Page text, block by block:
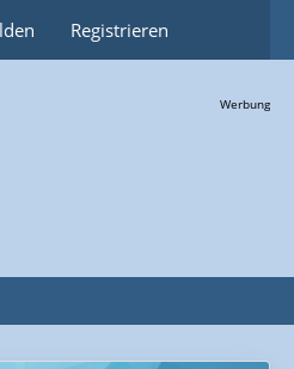
Registrieren
Werbung